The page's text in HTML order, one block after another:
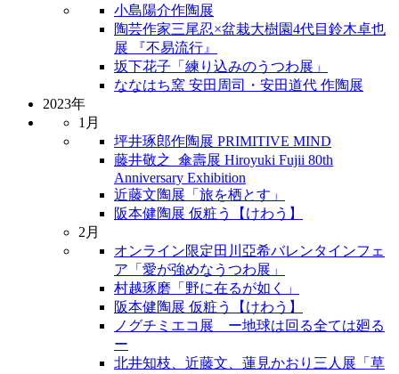
小島陽介作陶展
陶芸作家三尾忍×盆栽大樹園4代目鈴木卓也
展 『不易流行』
坂下花子「練り込みのうつわ展」
ななはち窯 安田周司・安田道代 作陶展
2023年
1月
坪井琢郎作陶展 PRIMITIVE MIND
藤井敬之_傘壽展 Hiroyuki Fujii 80th
Anniversary Exhibition
近藤文陶展「旅を栖とす」
阪本健陶展 仮粧う【けわう】
2月
オンライン限定田川亞希バレンタインフェ
ア「愛が強めなうつわ展」
村越琢磨「野に在るが如く」
阪本健陶展 仮粧う【けわう】
ノグチミエコ展 ー地球は回る全ては廻る
ー
北井知枝、近藤文、蓮見かおり三人展「草